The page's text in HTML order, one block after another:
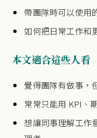
帶團隊時可以使用
如何把日常工作和
本文適合這些人看
覺得團隊有做事，
常常只能用 KPI、
想讓同事理解工作